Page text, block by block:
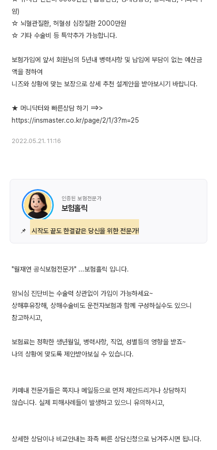
암)
☆ 뇌혈관질환, 허혈성 심장질환 2000만원
☆ 기타 수술비 등 특약추가 가능합니다.
보험가입에 앞서 회원님의 5년내 병력사항 및 납입에 부담이 없는 예산금
액을 정하여
니즈와 상황에 맞는 보장으로 상세 추천 설계안을 받아보시기 바랍니다.
★ 머니닥터와 빠른상담 하기 ==>>
2022.05.21. 11:16
인증된 보험전문가
보험홀릭
📌 시작도 끝도 한결같은 당신을 위한 전문가!
"월재연 공식보험전문가" ...보험홀릭 입니다.
암뇌심 진단비는 수술력 상관없이 가입이 가능하세요~
상해후유장해, 상해수술비도 운전자보험과 함께 구성하실수도 있으니
참고하시고,
보험료는 정확한 생년월일, 병력사항, 직업, 성별등의 영향을 받죠~
나의 상황에 맞도록 제안받아보실 수 있습니다.
카페내 전문가들은 쪽지나 메일등으로 먼저 제안드리거나 상담하지
않습니다. 실제 피해사례들이 발생하고 있으니 유의하시고,
상세한 상담이나 비교안내는 좌측 빠른 상담신청으로 남겨주시면 됩니다.